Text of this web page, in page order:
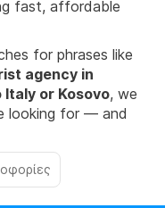
fast, affordable
for phrases like
agency in
or Kosovo, we
looking for — and